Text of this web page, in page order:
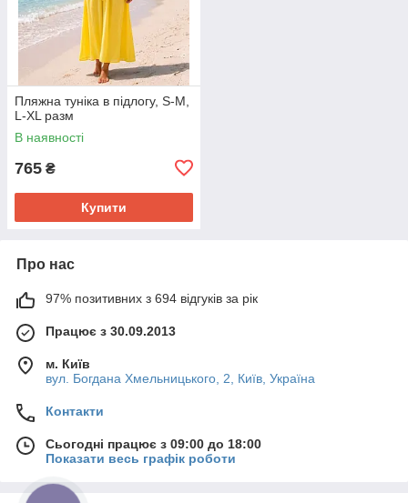
Пляжна туніка в підлогу, S-M,
L-XL разм
В наявності
765 ₴
Купити
Про нас
97% позитивних з 694 відгуків за рік
Працює з 30.09.2013
м. Київ
вул. Богдана Хмельницького, 2, Київ, Україна
Контакти
Сьогодні працює з 09:00 до 18:00
Показати весь графік роботи